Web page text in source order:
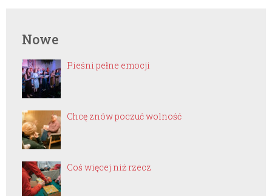
Nowe
Pieśni pełne emocji
Chcę znów poczuć wolność
Coś więcej niż rzecz